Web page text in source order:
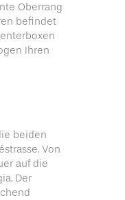
Oberrang
befindet
Ihren
beiden
Von
auf die
Der